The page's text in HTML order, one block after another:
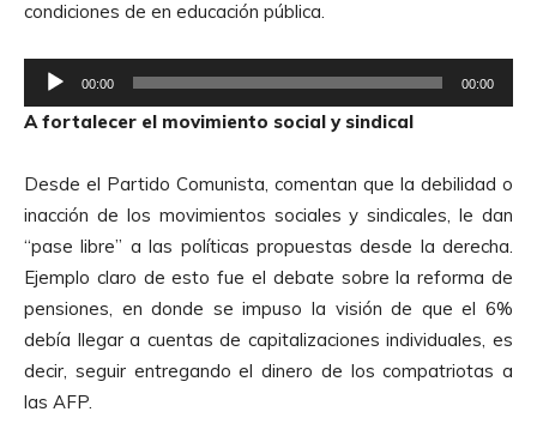
condiciones de en educación pública.
e
p
o
d
u
c
t
o
r
d
00:00 00:00
A fortalecer el movimiento social y sindical
Desde el Partido Comunista, comentan que la debilidad o
inacción de los movimientos sociales y sindicales, le dan
“pase libre” a las políticas propuestas desde la derecha.
Ejemplo claro de esto fue el debate sobre la reforma de
pensiones, en donde se impuso la visión de que el 6%
debía llegar a cuentas de capitalizaciones individuales, es
decir, seguir entregando el dinero de los compatriotas a
las AFP.